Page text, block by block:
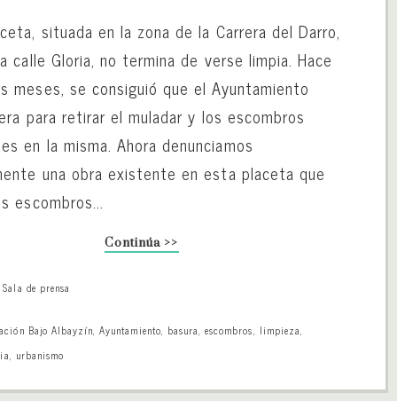
situada en la zona de la Carrera del Darro,
calle Gloria, no termina de verse limpia. Hace
meses, se consiguió que el Ayuntamiento
para retirar el muladar y los escombros
en la misma. Ahora denunciamos
una obra existente en esta placeta que
escombros...
Continúa >>
Sala de prensa
Bajo Albayzín,Ayuntamiento, basura,escombros, limpieza,
, urbanismo